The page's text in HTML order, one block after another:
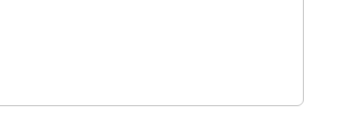
dans un nouvel onglet)